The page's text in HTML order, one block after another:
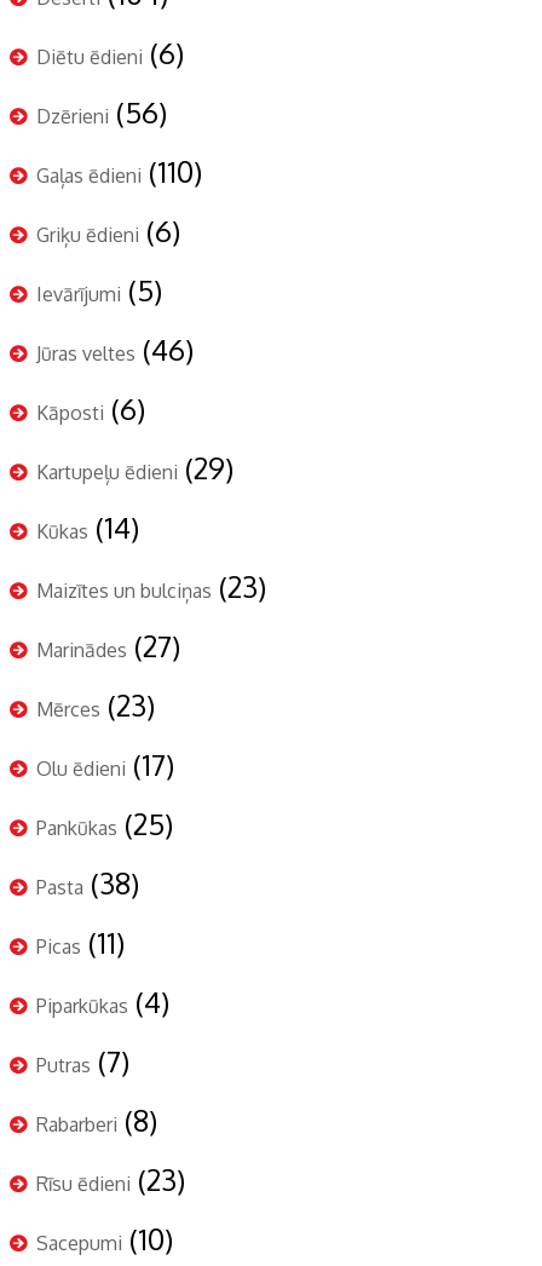
Diētu ēdieni (6)
Dzērieni (56)
Gaļas ēdieni (110)
Griķu ēdieni (6)
Ievārījumi (5)
Jūras veltes (46)
Kāposti (6)
Kartupeļu ēdieni (29)
Kūkas (14)
Maizītes un bulciņas (23)
Marinādes (27)
Mērces (23)
Olu ēdieni (17)
Pankūkas (25)
Pasta (38)
Picas (11)
Piparkūkas (4)
Putras (7)
Rabarberi (8)
Rīsu ēdieni (23)
Sacepumi (10)